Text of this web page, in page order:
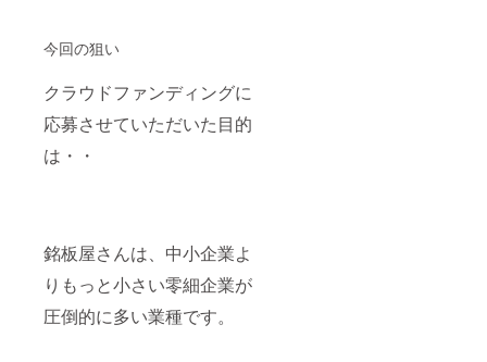
今回の狙い
クラウドファンディングに
応募させていただいた目的
は・・
銘板屋さんは、中小企業よ
りもっと小さい零細企業が
圧倒的に多い業種です。